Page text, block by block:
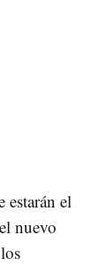
estarán el
nuevo